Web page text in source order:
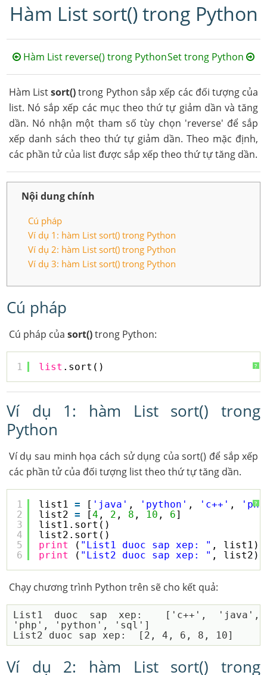
Hàm List sort() trong Python
Hàm List reverse() trong PythonSet trong Python
Hàm Listsort()trong Python sắp xếp các đối tượng của
list. Nó sắp xếp các mục theo thứ tự giảm dần và tăng
dần. Nó nhận một tham số tùy chọn 'reverse' để sắp
xếp danh sách theo thứ tự giảm dần. Theo mặc định,
các phần tử của list được sắp xếp theo thứ tự tăng dần.
Nội dung chính
Cú pháp
Ví dụ 1: hàm List sort() trong Python
Ví dụ 2: hàm List sort() trong Python
Ví dụ 3: hàm List sort() trong Python
Cú pháp
Cú pháp của sort()trong Python:
?
1 list .sort()
Ví dụ 1: hàm List sort() trong
Python
Ví dụ sau minh họa cách sử dụng của sort() để sắp xếp
các phần tử của đối tượng list theo thứ tự tăng dần.
?
1
2
3
4
5
6
list1 = [ 'java' , 'python' , 'c++' ,
list2 = [4 , 2 , 8 , 10 , 6]
list1.sort()
list2.sort()
print
( "List1 duoc sap xep: " , list1)
print
( "List2 duoc sap xep: " , list2)
Chạy chương trình Python trên sẽ cho kết quả:
List1 duoc sap xep:  ['c++', 'java',
'php', 'python', 'sql']
Ví dụ 2: hàm List sort() trong